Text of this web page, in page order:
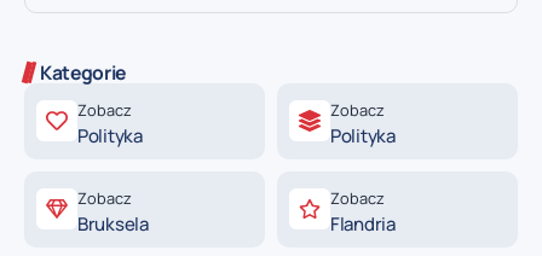
Kategorie
Zobacz
Polityka
Zobacz
Polityka
Zobacz
Bruksela
Zobacz
Flandria